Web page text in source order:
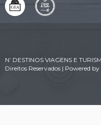
N’ DESTINOS VIAGENS E
Direitos Reservados | Powered by